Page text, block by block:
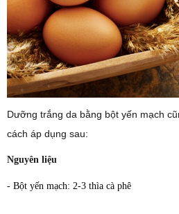
Dưỡng trắng da bằng bột yến mạch
cách áp dụng sau:
Nguyên liệu
- Bột yến mạch: 2-3 thìa cà phê